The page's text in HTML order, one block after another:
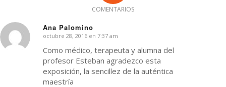
COMENTARIOS
Ana Palomino
Dice:
octubre 28, 2016 en 7:37 am
Como médico, terapeuta y alumna del
profesor Esteban agradezco esta
exposición, la sencillez de la auténtica
maestría